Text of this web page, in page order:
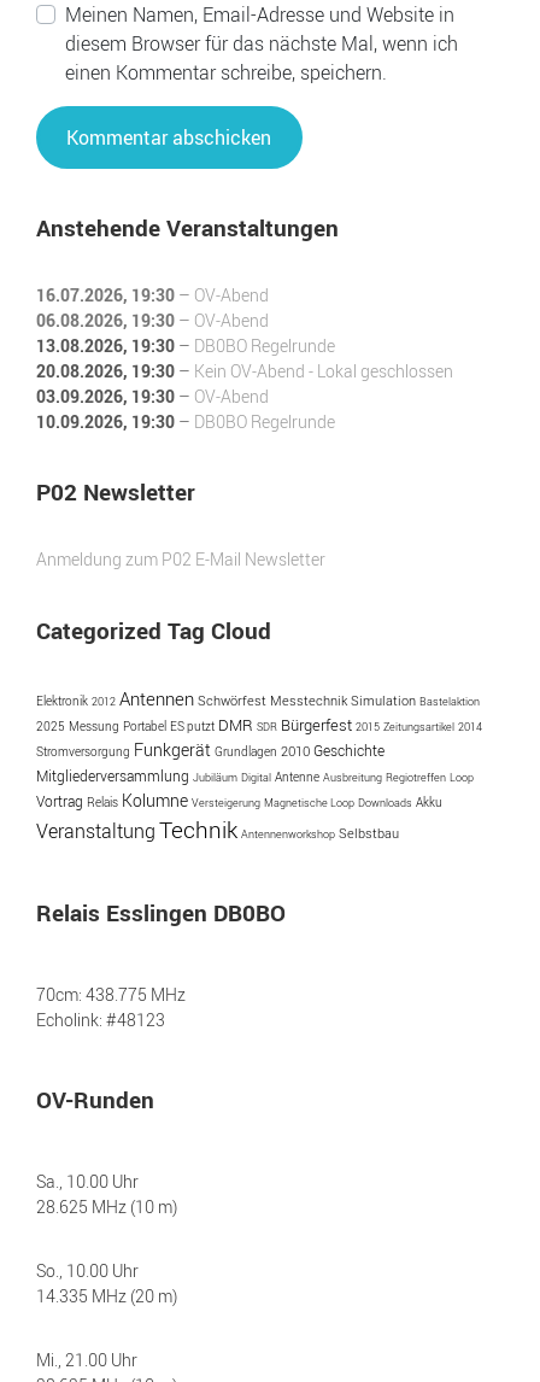
Meinen Namen, Email-Adresse und Website in
diesem Browser für das nächste Mal, wenn ich
einen Kommentar schreibe, speichern.
Anstehende Veranstaltungen
16.07.2026, 19:30 – OV-Abend
06.08.2026, 19:30 – OV-Abend
13.08.2026, 19:30 – DB0BO Regelrunde
20.08.2026, 19:30 – Kein OV-Abend - Lokal geschlossen
03.09.2026, 19:30 – OV-Abend
10.09.2026, 19:30 – DB0BO Regelrunde
P02 Newsletter
Anmeldung zum P02 E-Mail Newsletter
Categorized Tag Cloud
Elektronik 2012 Antennen Schwörfest Messtechnik Simulation Bastelaktion
2025 Messung Portabel ES putzt DMR SDR Bürgerfest 2015 Zeitungsartikel 2014
Stromversorgung Funkgerät Grundlagen 2010 Geschichte
Mitgliederversammlung Jubiläum Digital Antenne Ausbreitung Regiotreffen Loop
Vortrag Relais Kolumne Versteigerung Magnetische Loop Downloads Akku
VeranstaltungTechnik Antennenworkshop Selbstbau
Relais Esslingen DB0BO
70cm: 438.775 MHz
Echolink: #48123
OV-Runden
Sa., 10.00 Uhr
28.625 MHz (10 m)
So., 10.00 Uhr
14.335 MHz (20 m)
Mi., 21.00 Uhr